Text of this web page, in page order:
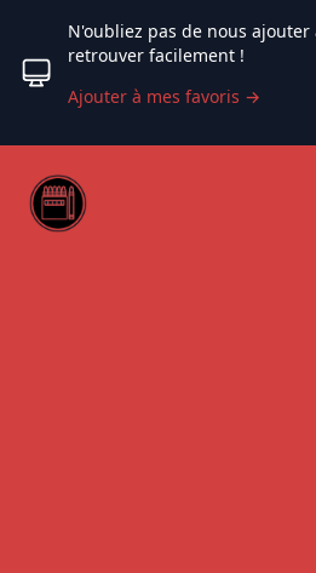
N'oubliez pas de nous
retrouver facilement !
Ajouter à mes favoris →
Web coloriage